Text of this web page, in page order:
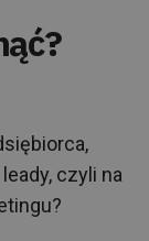
czyli na